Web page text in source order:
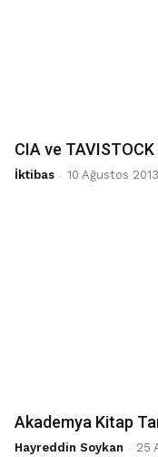
CIA ve
İktibas - 10 Ağustos 2013
Akademya Kitap
Hayreddin Soykan - 25